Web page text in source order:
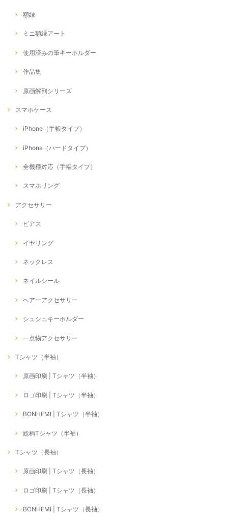
額縁
ミニ額縁アート
使用済みの筆キーホルダー
作品集
原画解剖シリーズ
スマホケース
iPhone（手帳タイプ）
iPhone（ハードタイプ）
全機種対応（手帳タイプ）
スマホリング
アクセサリー
ピアス
イヤリング
ネックレス
ネイルシール
ヘアーアクセサリー
シュシュキーホルダー
一点物アクセサリー
Tシャツ（半袖）
原画印刷 | Tシャツ（半袖）
ロゴ印刷 | Tシャツ（半袖）
BONHEMI | Tシャツ（半袖）
総柄Tシャツ（半袖）
Tシャツ（長袖）
原画印刷 | Tシャツ（長袖）
ロゴ印刷 | Tシャツ（長袖）
BONHEMI | Tシャツ（長袖）